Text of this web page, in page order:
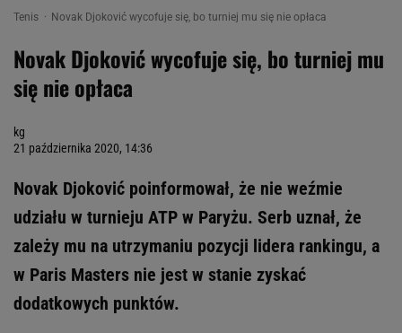
Tenis Novak Djoković wycofuje się, bo turniej mu się nie opłaca
Novak Djoković wycofuje się, bo turniej mu
się nie opłaca
kg
21 października 2020, 14:36
Novak Djoković poinformował, że nie weźmie
udziału w turnieju ATP w Paryżu. Serb uznał, że
zależy mu na utrzymaniu pozycji lidera rankingu, a
w Paris Masters nie jest w stanie zyskać
dodatkowych punktów.